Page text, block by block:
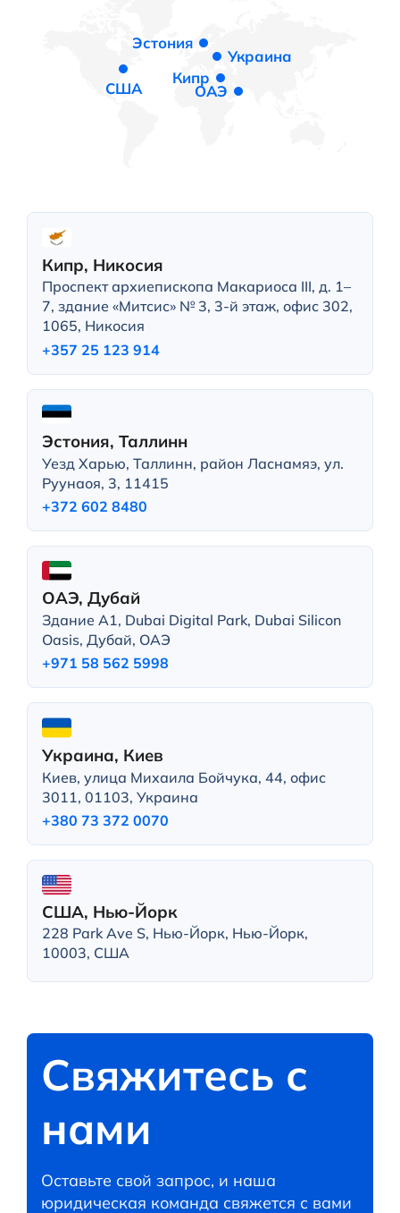
Эстония
Украина
Кипр
ОАЭ
США
Кипр, Никосия
Проспект архиепископа Макариоса III, д. 1–
7, здание «Митсис» № 3, 3-й этаж, офис 302,
1065, Никосия
+357 25 123 914
Эстония, Таллинн
Уезд Харью, Таллинн, район Ласнамяэ, ул.
Руунаоя, 3, 11415
+372 602 8480
ОАЭ, Дубай
Здание A1, Dubai Digital Park, Dubai Silicon
Oasis, Дубай, ОАЭ
+971 58 562 5998
Украина, Киев
Киев, улица Михаила Бойчука, 44, офис
3011, 01103, Украина
+380 73 372 0070
США, Нью-Йорк
228 Park Ave S, Нью-Йорк, Нью-Йорк,
10003, США
Свяжитесь с
нами
Оставьте свой запрос, и наша
юридическая команда свяжется с вами